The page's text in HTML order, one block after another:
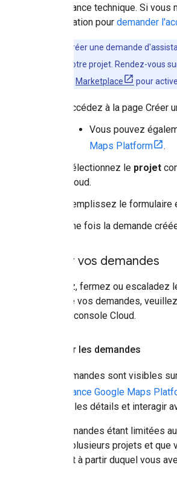
l'assistance technique. Si
organisation pour demander
Avant de créer une demande
activée dans votre projet. Rendez-vous
Marketplace pour
Accédez à la page
Vous pouvez
Maps Platform
.
Sélectionnez le projet
Cloud.
Remplissez le formulaire
Une fois la demande
Gérer vos demandes
Affichez, fermez ou
sujet de vos demandes,
dans la console Cloud.
Afficher les demandes
Vos demandes sont visibles
l'assistance Google Maps
afficher les détails et interagir
Les demandes étant limitées
traitez plusieurs projets et
le projet à partir duquel vous